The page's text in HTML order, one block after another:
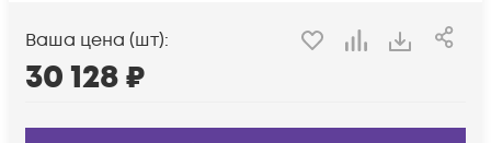
Ваша цена (шт):
30 128₽